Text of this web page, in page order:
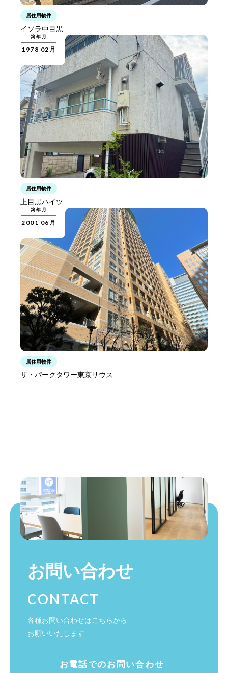
居住用物件
イソラ中目黒
築年月
1978 02月
居住用物件
上目黒ハイツ
築年月
2001 06月
居住用物件
ザ・パークタワー東京サウス
お問い合わせ
CONTACT
各種お問い合わせはこちらから
お願いいたします
お電話でのお問い合わせ